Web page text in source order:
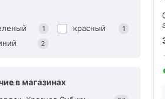
1 красный 1
2
в магазинах